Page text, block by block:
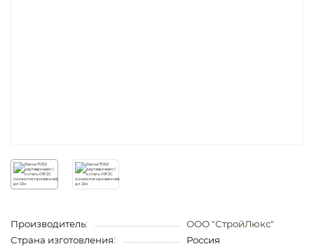
Производитель:
ООО "СтройЛюкс"
Страна изготовления:
Россия